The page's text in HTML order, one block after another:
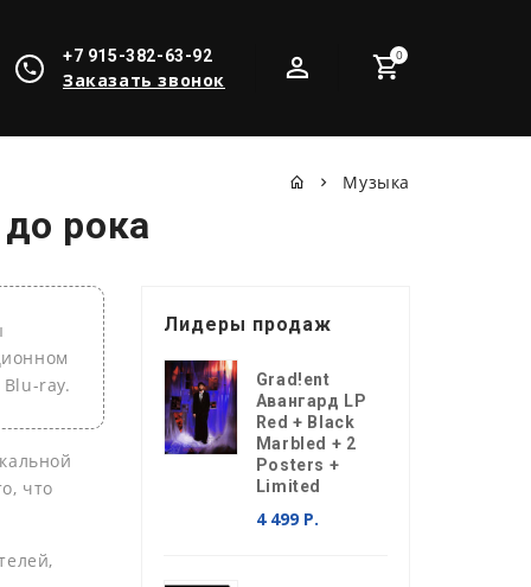
0
+7 915-382-63-92
Заказать звонок
Музыка
рока
ray.
что
Лидеры продаж
Grad!ent
Авангард LP
Red + Black
Marbled + 2
Posters +
Limited
4 499 Р.